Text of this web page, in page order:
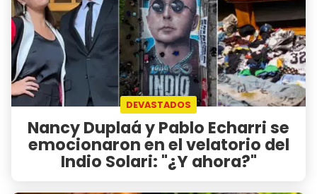
DEVASTADOS
Nancy Duplaá y Pablo Echarri se
emocionaron en el velatorio del
Indio Solari: "¿Y ahora?"